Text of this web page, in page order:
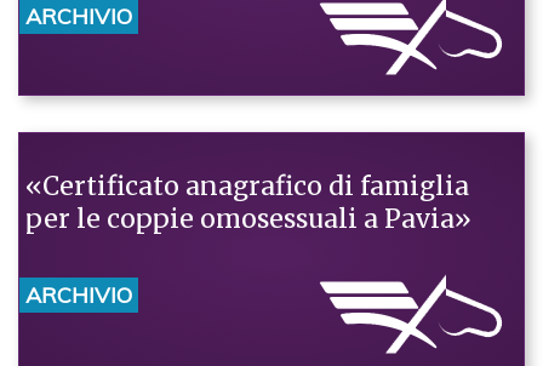
ARCHIVIO
«Certificato anagrafico di famiglia
per le coppie omosessuali a Pavia»
ARCHIVIO